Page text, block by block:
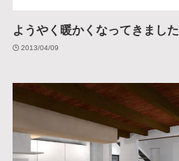
ようやく暖かくなってきました
2013/04/09